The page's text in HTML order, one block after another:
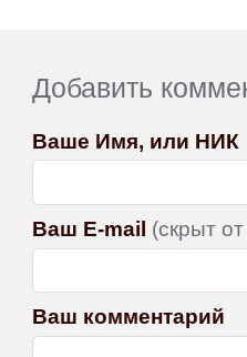
Добавить
Ваше Имя, или НИК
Ваш E-mail (скрыт
Ваш комментарий